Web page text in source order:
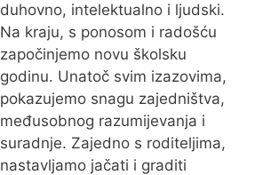
duhovno, intelektualno i ljudski.
Na kraju, s ponosom i radošću
započinjemo novu školsku
godinu. Unatoč svim izazovima,
pokazujemo snagu zajedništva,
međusobnog razumijevanja i
suradnje. Zajedno s roditeljima,
nastavljamo jačati i graditi